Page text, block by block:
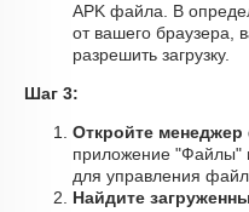
APK файла. В
от вашего браузера,
разрешить загрузку.
Шаг 3:
Откройте
приложение "Файлы"
для управления
Найдите